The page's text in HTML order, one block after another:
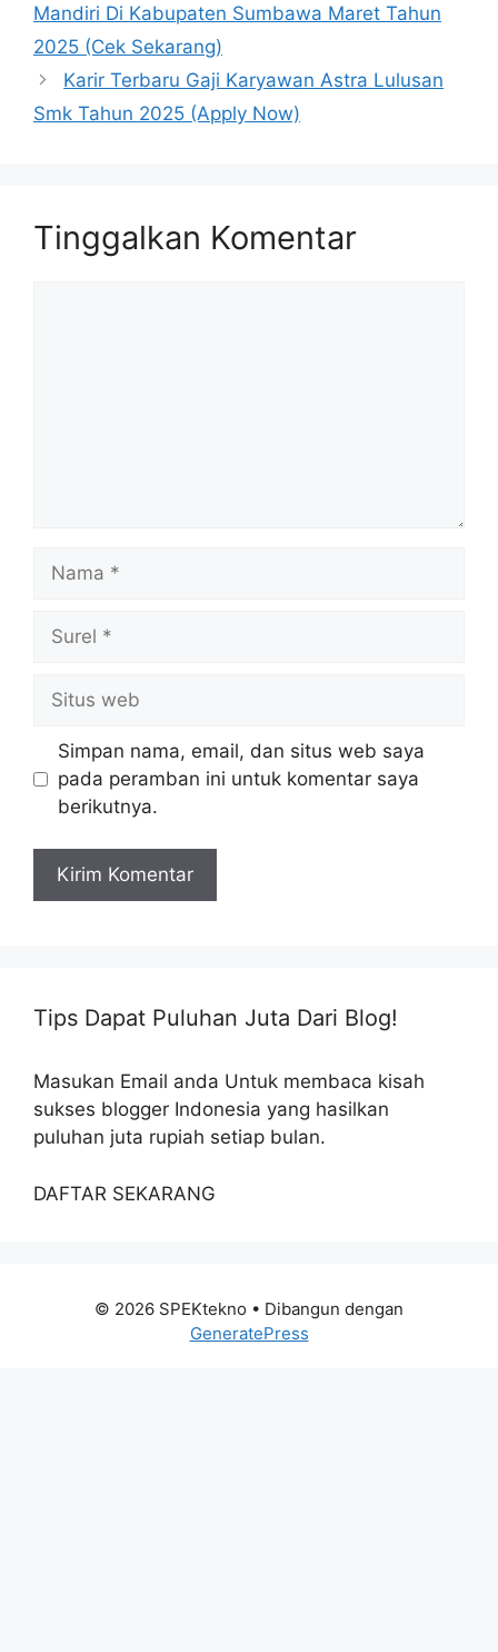
Mandiri Di Kabupaten Sumbawa Maret Tahun
2025 (Cek Sekarang)
Karir Terbaru Gaji Karyawan Astra Lulusan
Smk Tahun 2025 (Apply Now)
Tinggalkan Komentar
web
Simpan nama, email, dan situs web saya
pada peramban ini untuk komentar saya
berikutnya.
Tips Dapat Puluhan Juta Dari Blog!
Masukan Email anda Untuk membaca kisah
sukses blogger Indonesia yang hasilkan
puluhan juta rupiah setiap bulan.
DAFTAR SEKARANG
© 2026 SPEKtekno • Dibangun dengan
GeneratePress